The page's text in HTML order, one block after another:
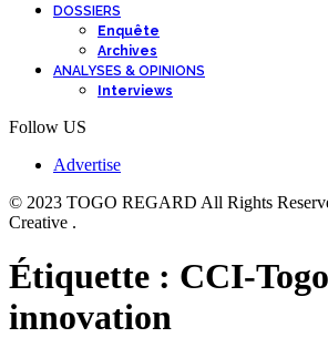
DOSSIERS
Enquête
Archives
ANALYSES & OPINIONS
Interviews
Follow US
Advertise
© 2023 TOGO REGARD All Rights
Creative .
Étiquette : CCI-Togo
innovation